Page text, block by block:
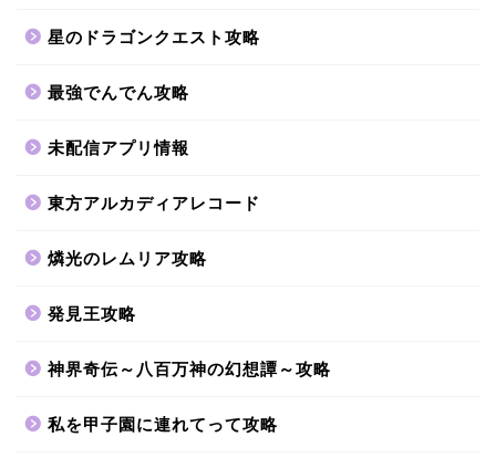
星のドラゴンクエスト攻略
最強でんでん攻略
未配信アプリ情報
東方アルカディアレコード
燐光のレムリア攻略
発見王攻略
神界奇伝～八百万神の幻想譚～攻略
私を甲子園に連れてって攻略